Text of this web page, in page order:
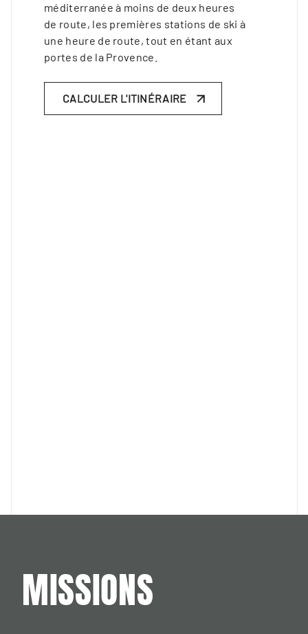
méditerranée à moins de deux heures
de route, les premières stations de ski à
une heure de route, tout en étant aux
portes de la Provence.
CALCULER L'ITINÉRAIRE
MISSIONS